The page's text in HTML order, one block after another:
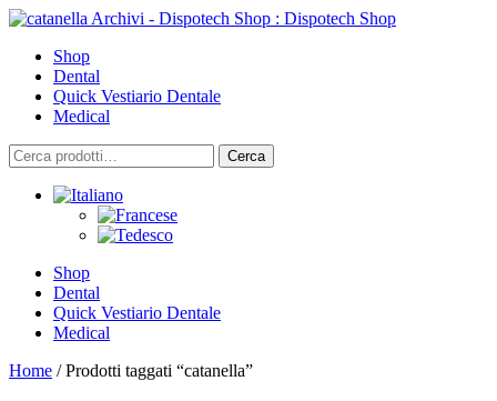
Skip
contentShop
Dental
Quick Vestiario Dentale
Medical
Cerca:
Cerca
Shop
Dental
Quick Vestiario Dentale
Medical
Home / Prodotti taggati “catanella”